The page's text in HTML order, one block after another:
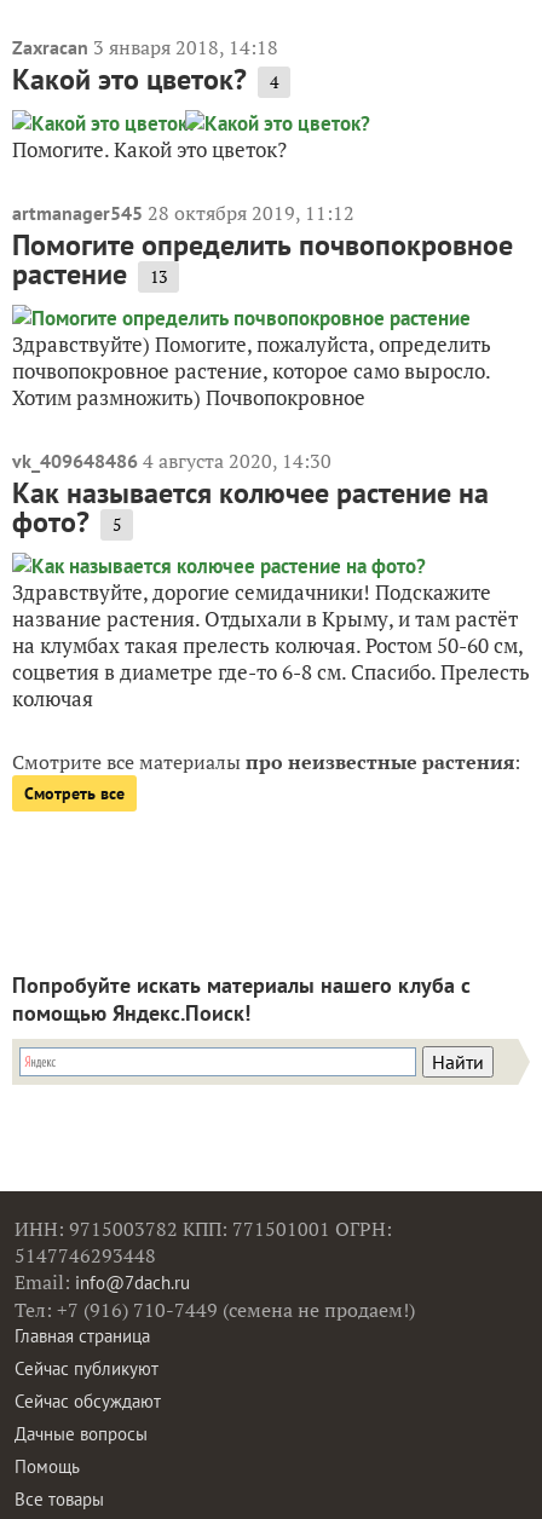
Zaxracan 3 января 2018, 14:18
Какой это цветок? 4
Помогите. Какой это цветок?
artmanager545 28 октября 2019, 11:12
Помогите определить почвопокровное
растение 13
Здравствуйте) Помогите, пожалуйста, определить
почвопокровное растение, которое само выросло.
Хотим размножить) Почвопокровное
vk_409648486 4 августа 2020, 14:30
Как называется колючее растение на
фото? 5
Здравствуйте, дорогие семидачники! Подскажите
название растения. Отдыхали в Крыму, и там растёт
на клумбах такая прелесть колючая. Ростом 50-60 см,
соцветия в диаметре где-то 6-8 см. Спасибо. Прелесть
колючая
Смотрите все материалыпро неизвестные растения:
Смотреть все
Попробуйте искать материалы нашего клуба с
помощью Яндекс.Поиск!
ИНН: 9715003782 КПП: 771501001 ОГРН:
5147746293448
Email: info@7dach.ru
Тел: +7 (916) 710-7449 (семена не продаем!)
Главная страница
Сейчас публикуют
Сейчас обсуждают
Дачные вопросы
Помощь
Все товары